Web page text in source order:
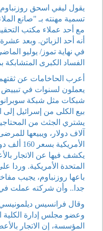
يقول ليفي اسحق
تسمية مهنته بـ "صانع
مع أحد عملاء مكتب
أنه أحد الزبائن. وبعد
في نهاية تموز/ يوليو
الفساد الكبرى المتشابكة
أعرب الحاخامات عن ثقتهم
يعملون لسنوات في
شبكات مثل شبكة
بيع الكلى من إسرائيل
يشتري الجثث من
آلاف دولار، ويبيعها
يكشف فيها عن الاتجار
المتحدة الأمريكية.
باعها روزنباوم، يجيب
جدا.. وأن شركته عملت في
وقال فرانسيس
وعضو مجلس إدارة الكلية
المؤسسة، إن الاتجار